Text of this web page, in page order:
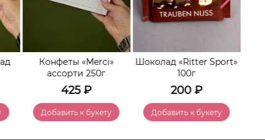
Конфеты «Merci»
ассорти 250г
425₽
Добавить к букету
Шоколад «Ritter Sport»
100г
200₽
Добавить к букету